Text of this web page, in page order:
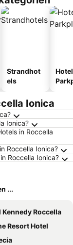
Strandhot
els
Ionica
Ionica?
in Roccella
Roccella Ionica?
Roccella Ionica?
...
Kennedy Roccella
Resort Hotel